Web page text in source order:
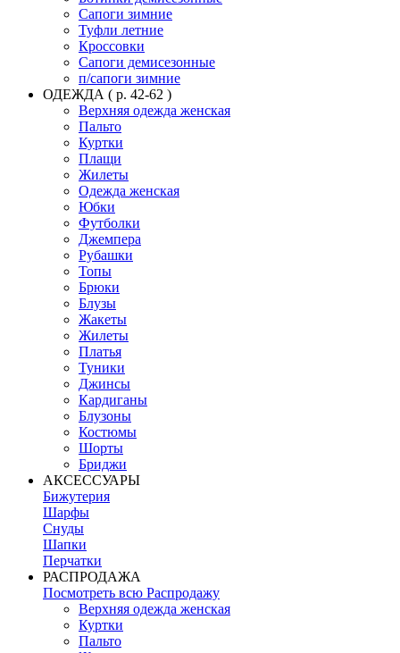
Сапоги зимние
Туфли летние
Кроссовки
Сапоги демисезонные
п/сапоги зимние
ОДЕЖДА ( р. 42-62 )
Верхняя одежда женская
Пальто
Куртки
Плащи
Жилеты
Одежда женская
Юбки
Футболки
Джемпера
Рубашки
Топы
Брюки
Блузы
Жакеты
Жилеты
Платья
Туники
Джинсы
Кардиганы
Блузоны
Костюмы
Шорты
Бриджи
АКСЕССУАРЫ
Бижутерия
Шарфы
Снуды
Шапки
Перчатки
РАСПРОДАЖА
Посмотреть всю Распродажу
Верхняя одежда женская
Куртки
Пальто